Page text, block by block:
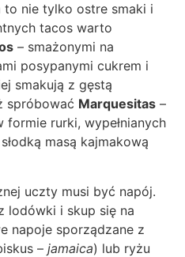
to nie tylko ostre smaki i
tacos warto
– smażonymi na
posypanymi cukrem i
smakują z gęstą
spróbować Marquesitas –
rurki, wypełnianych
masą kajmakową
uczty musi być napój.
lodówki i skup się na
napoje sporządzane z
– jamaica) lub ryżu